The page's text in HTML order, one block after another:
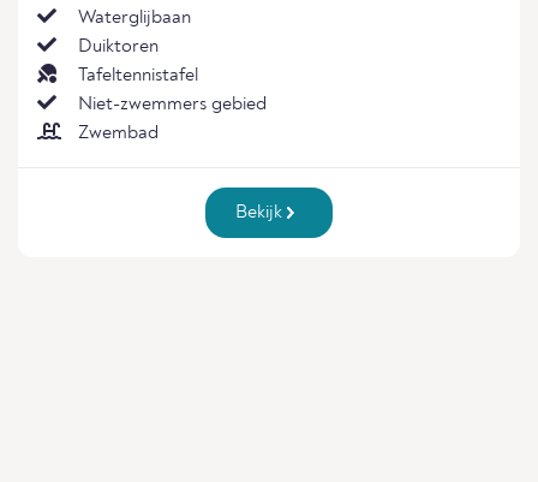
Waterglijbaan
Duiktoren
Tafeltennistafel
Niet-zwemmers gebied
Zwembad
Bekijk